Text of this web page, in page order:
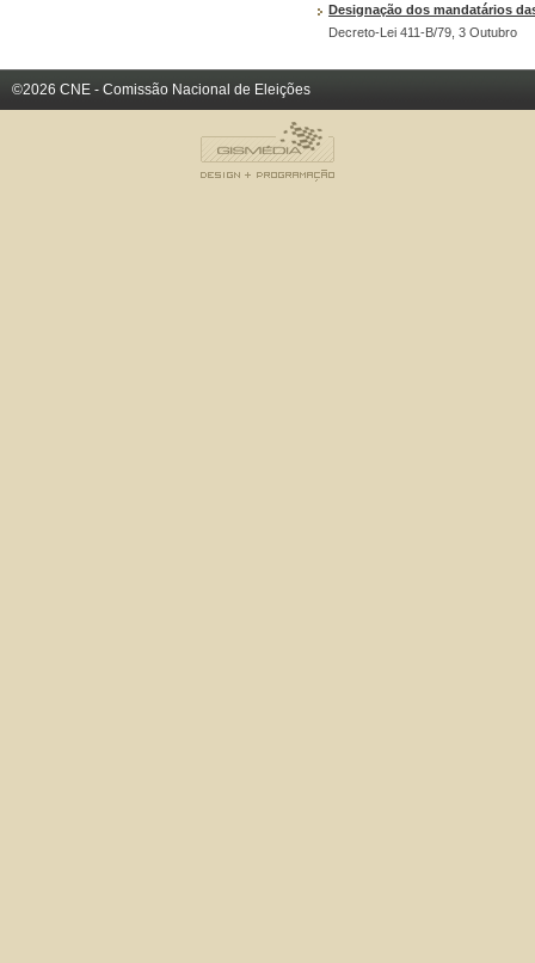
Designação dos mandatários
Decreto-Lei 411-B/79, 3 Outubro
©2026 CNE - Comissão Nacional de Eleições